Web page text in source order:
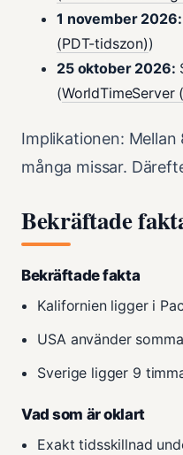
1 november 2026:
(PDT-tidszon))
25 oktober 2026:
(WorldTimeServer
Implikationen:
många missar.
Bekräftade
Bekräftade fakta
Kalifornien ligger i
USA använder
Sverige ligger 9
Vad som är oklart
Exakt tidsskillnad